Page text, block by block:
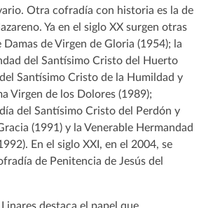
Otra cofradía con historia es la de
Ya en el siglo XX surgen otras
de Virgen de Gloria (1954); la
del Santísimo Cristo del Huerto
Santísimo Cristo de la Humildad y
Virgen de los Dolores (1989);
del Santísimo Cristo del Perdón y
(1991) y la Venerable Hermandad
En el siglo XXI, en el 2004, se
de Penitencia de Jesús del
destaca el papel que